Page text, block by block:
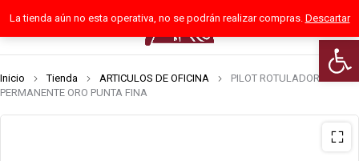
Abrir
La tienda aún no esta operativa, no se podrán realizar compras. Descartar
0
Inicio Tienda ARTICULOS DE OFICINA
PILOT ROTULADOR
PERMANENTE ORO PUNTA FINA